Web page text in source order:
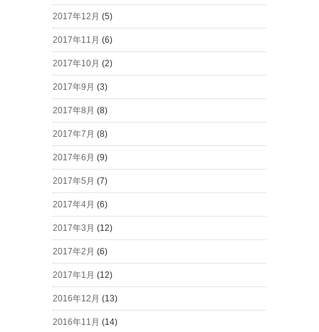
2017年12月 (5)
2017年11月 (6)
2017年10月 (2)
2017年9月 (3)
2017年8月 (8)
2017年7月 (8)
2017年6月 (9)
2017年5月 (7)
2017年4月 (6)
2017年3月 (12)
2017年2月 (6)
2017年1月 (12)
2016年12月 (13)
2016年11月 (14)